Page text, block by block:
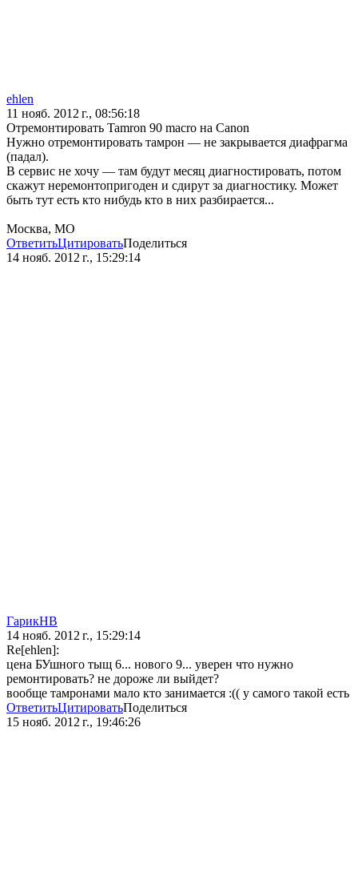
ehlen
11 нояб. 2012 г., 08:56:18
Отремонтировать Tamron 90 macro на Canon
Нужно отремонтировать тамрон — не закрывается диафрагма
(падал).
В сервис не хочу — там будут месяц диагностировать, потом
скажут неремонтопригоден и сдирут за диагностику. Может
быть тут есть кто нибудь кто в них разбирается...
Москва, МО
ОтветитьЦитироватьПоделиться
14 нояб. 2012 г., 15:29:14
ГарикНВ
14 нояб. 2012 г., 15:29:14
Re[ehlen]:
цена БУшного тыщ 6... нового 9... уверен что нужно
ремонтировать? не дороже ли выйдет?
вообще тамронами мало кто занимается :(( у самого такой есть
ОтветитьЦитироватьПоделиться
15 нояб. 2012 г., 19:46:26